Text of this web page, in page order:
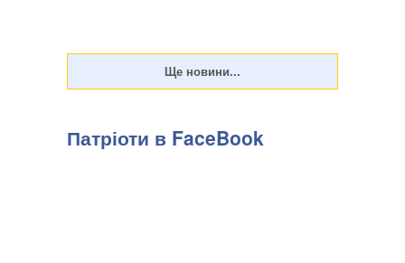
Патріоти в FaceBook